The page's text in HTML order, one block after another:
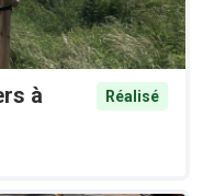
à
Réalisé